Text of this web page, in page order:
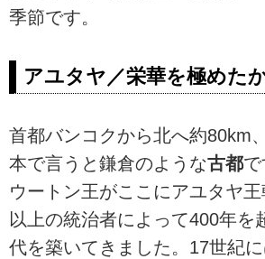
季節です。
アユタヤ／栄華を極めた
首都バンコクから北へ約80km
本で言うと鎌倉のような古都
ウートン王がここにアユタヤ
以上の統治者によって400年を
代を築いてきました。17世紀